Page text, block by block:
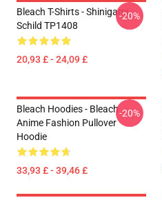
Bleach T-Shirts - Shinigami
Schild TP1408
20,93 £ - 24,09 £
-20%
Bleach Hoodies - Bleach
Anime Fashion Pullover
Hoodie
33,93 £ - 39,46 £
-20%